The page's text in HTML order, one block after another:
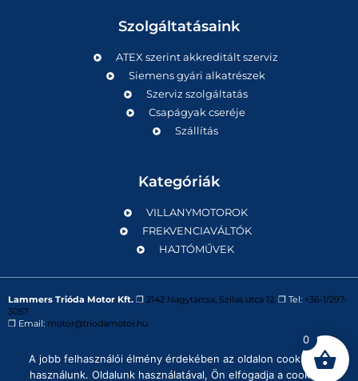
Szolgáltatásaink
ATEX szerint akkreditált szerviz
Siemens gyári alkatrészek
Szerviz szolgáltatás
Csapágyak cseréje
Szállítás
Kategóriák
VILLANYMOTOROK
FREKVENCIAVÁLTÓK
HAJTÓMŰVEK
Lammers Trióda Motor Kft. ❒ 2142 Nagytarcsa, Szilas utca 12. ❒ Tel: +36-1/297-
3057
❒ Email: motor@triodamotor.hu
Powered byDigit-Now Kft.
0
A jobb felhasználói élmény érdekében az oldalon cookie-kat
használunk. Oldalunk használatával, Ön elfogadja a cookie-k